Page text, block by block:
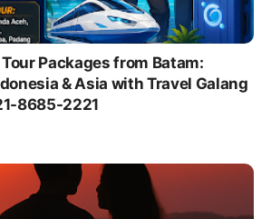
Packages from Batam:
& Asia with Travel Galang
8685-2221